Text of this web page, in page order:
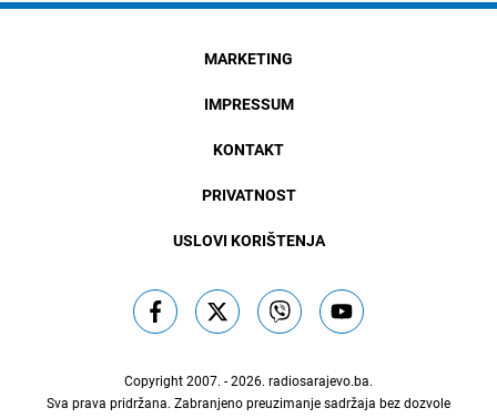
MARKETING
IMPRESSUM
KONTAKT
PRIVATNOST
USLOVI KORIŠTENJA
Copyright 2007. - 2026. radiosarajevo.ba.
Sva prava pridržana. Zabranjeno preuzimanje sadržaja bez dozvole